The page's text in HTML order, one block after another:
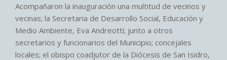
Acompañaron la inauguración una multitud de vecinos y
vecinas; la Secretaria de Desarrollo Social, Educación y
Medio Ambiente, Eva Andreotti; junto a otros
secretarios y funcionarios del Municipio; concejales
locales; el obispo coadjutor de la Diócesis de San Isidro,